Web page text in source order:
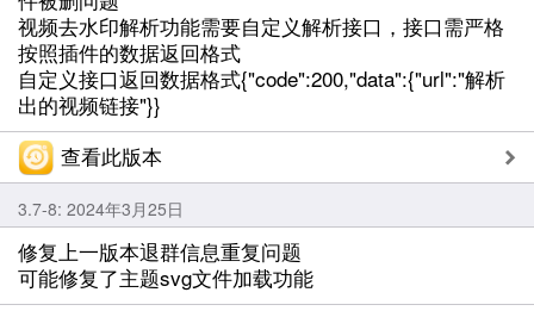
视频去水印解析功能需要自定义解析接口，接口需严格
按照插件的数据返回格式
自定义接口返回数据格式{"code":200,"data":{"url":"解析
出的视频链接"}}
查看此版本
3.7-8: 2024年3月25日
修复上一版本退群信息重复问题
可能修复了主题svg文件加载功能